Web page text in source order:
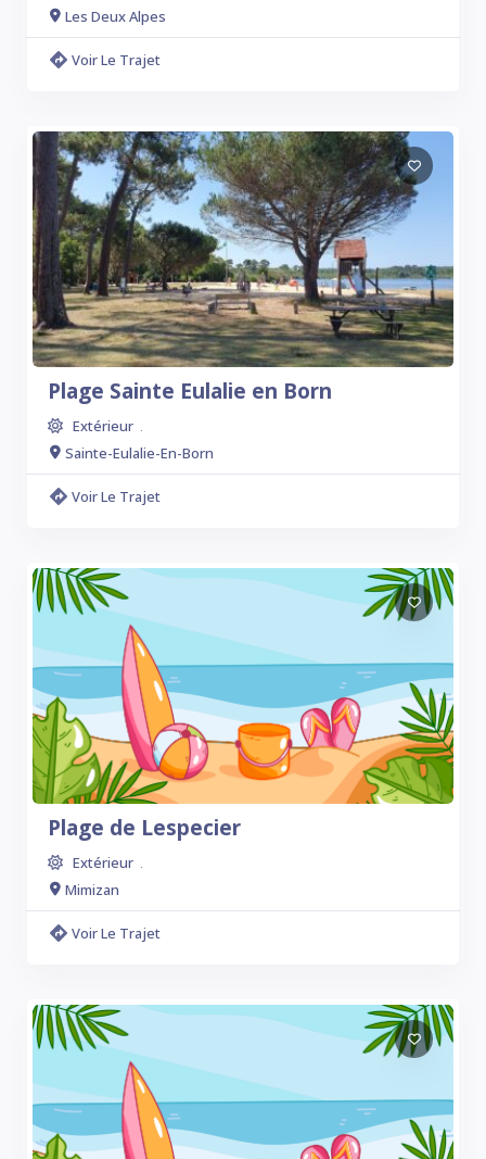
Les Deux Alpes
Voir Le Trajet
Plage Sainte Eulalie en Born
Extérieur
Sainte-Eulalie-En-Born
Voir Le Trajet
Plage de Lespecier
Extérieur
Mimizan
Voir Le Trajet